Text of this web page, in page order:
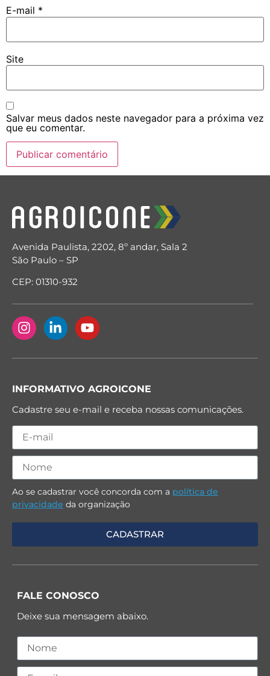
E-mail *
Site
Salvar meus dados neste navegador para a próxima vez
que eu comentar.
Avenida Paulista, 2202, 8º andar, Sala 2
São Paulo – SP
CEP: 01310-932
INFORMATIVO AGROICONE
Cadastre seu e-mail e receba nossas comunicações.
Ao se cadastrar você concorda com a política de
privacidade da organização
FALE CONOSCO
Deixe sua mensagem abaixo.